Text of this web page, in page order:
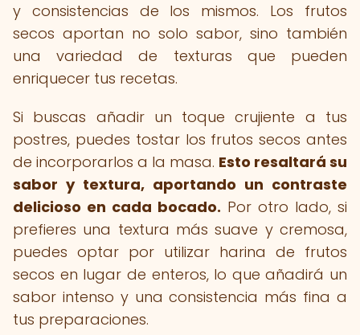
y consistencias de los mismos. Los frutos
secos aportan no solo sabor, sino también
una variedad de texturas que pueden
enriquecer tus recetas.
Si buscas añadir un toque crujiente a tus
postres, puedes tostar los frutos secos antes
de incorporarlos a la masa. Esto resaltará su
sabor y textura, aportando un contraste
delicioso en cada bocado. Por otro lado, si
prefieres una textura más suave y cremosa,
puedes optar por utilizar harina de frutos
secos en lugar de enteros, lo que añadirá un
sabor intenso y una consistencia más fina a
tus preparaciones.